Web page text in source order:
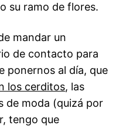
su ramo de flores.
mandar un
de contacto para
ponernos al día, que
los cerditos, las
de moda (quizá por
tengo que